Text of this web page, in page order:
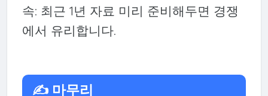
속: 최근 1년 자료 미리 준비해두면 경쟁
에서 유리합니다.
✍️ 마무리